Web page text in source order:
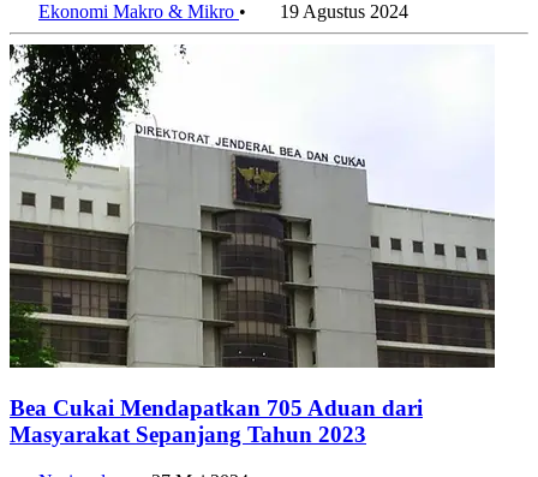
Ekonomi Makro & Mikro • 19 Agustus 2024
Bea Cukai Mendapatkan 705 Aduan dari
Masyarakat Sepanjang Tahun 2023